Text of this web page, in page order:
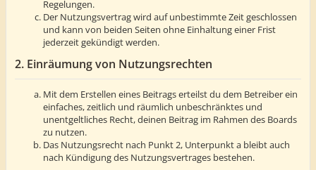
Regelungen.
Der Nutzungsvertrag wird auf unbestimmte Zeit geschlossen
und kann von beiden Seiten ohne Einhaltung einer Frist
jederzeit gekündigt werden.
2. Einräumung von Nutzungsrechten
Mit dem Erstellen eines Beitrags erteilst du dem Betreiber ein
einfaches, zeitlich und räumlich unbeschränktes und
unentgeltliches Recht, deinen Beitrag im Rahmen des Boards
zu nutzen.
Das Nutzungsrecht nach Punkt 2, Unterpunkt a bleibt auch
nach Kündigung des Nutzungsvertrages bestehen.